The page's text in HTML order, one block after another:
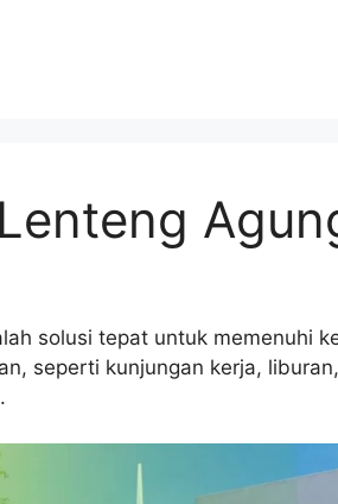
solusi tepat untuk memenuhi
seperti kunjungan kerja,